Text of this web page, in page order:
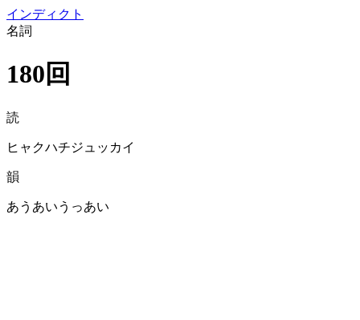
インディクト
名詞
180回
読
ヒャクハチジュッカイ
韻
あうあいうっあい